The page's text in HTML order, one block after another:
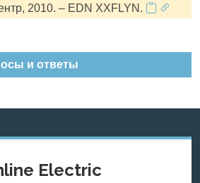
2010. – EDN XXFLYN.
и ответы
Electric